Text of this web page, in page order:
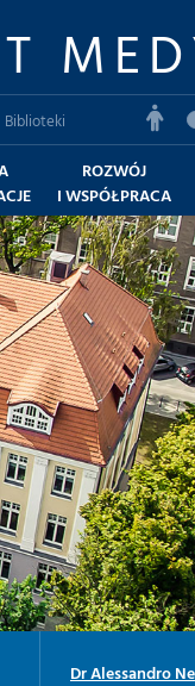
Biblioteki
ROZWÓJ
I WSPÓŁPRACA
Dr Alessandro